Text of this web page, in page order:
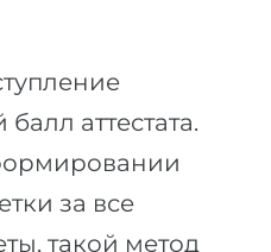
аттестата.
за все
такой метод